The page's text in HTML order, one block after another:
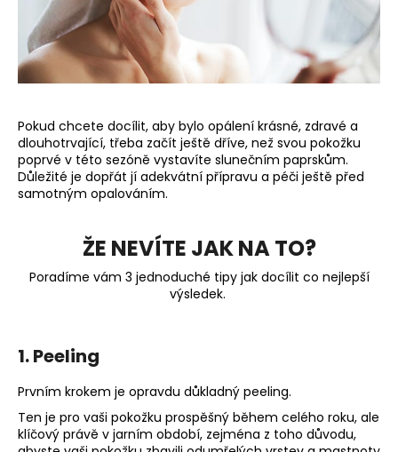
Pokud chcete docílit, aby bylo opálení krásné, zdravé a
dlouhotrvající, třeba začít ještě dříve, než svou pokožku
poprvé v této sezóně vystavíte slunečním paprskům.
Důležité je dopřát jí adekvátní přípravu a péči ještě před
samotným opalováním.
ŽE NEVÍTE JAK NA TO?
Poradíme vám 3 jednoduché tipy jak docílit co nejlepší
výsledek.
1. Peeling
Prvním krokem je opravdu důkladný peeling.
Ten je pro vaši pokožku prospěšný během celého roku, ale
klíčový právě v jarním období, zejména z toho důvodu,
t
?
HLEDAT
u
č
u
j
e
m